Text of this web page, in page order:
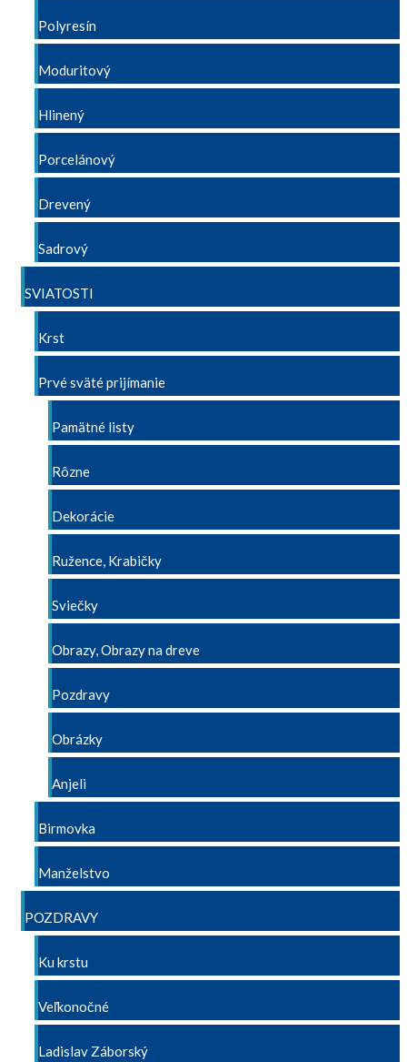
Polyresín
Moduritový
Hlinený
Porcelánový
Drevený
Sadrový
SVIATOSTI
Krst
Prvé sväté prijímanie
Pamätné listy
Rôzne
Dekorácie
Ružence, Krabičky
Sviečky
Obrazy, Obrazy na dreve
Pozdravy
Obrázky
Anjeli
Birmovka
Manželstvo
POZDRAVY
Ku krstu
Veľkonočné
Ladislav Záborský